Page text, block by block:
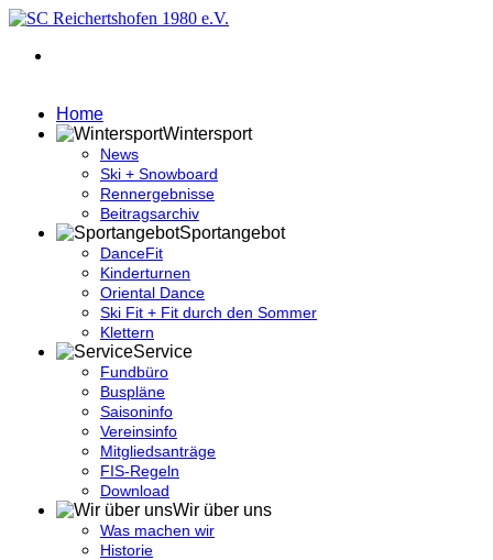
Home
Wintersport
News
Ski + Snowboard
Rennergebnisse
Beitragsarchiv
Sportangebot
DanceFit
Kinderturnen
Oriental Dance
Ski Fit + Fit durch den Sommer
Klettern
Service
Fundbüro
Buspläne
Saisoninfo
Vereinsinfo
Mitgliedsanträge
FIS-Regeln
Download
Wir über uns
Was machen wir
Historie